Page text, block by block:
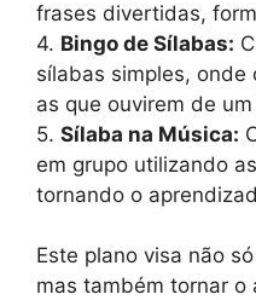
frases divertidas,
4. Bingo de Sílabas:
sílabas simples, onde
as que ouvirem de
5. Sílaba na Música:
em grupo utilizando
tornando o
Este plano visa não
mas também tornar o